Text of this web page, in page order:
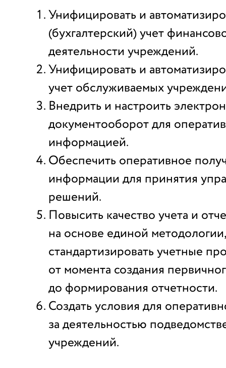
Унифицировать и
(бухгалтерский) учет
деятельности учреждений.
Унифицировать и
учет обслуживаемых
Внедрить и настроить
документооборот для
информацией.
Обеспечить оперативное
информации для принятия
решений.
Повысить качество учета и
на основе единой
стандартизировать учетные
от момента создания
до формирования отчетности.
Создать условия для
за деятельностью
учреждений.